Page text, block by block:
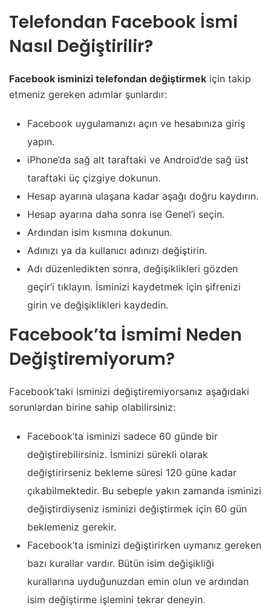
Telefondan Facebook İsmi
Nasıl Değiştirilir?
Facebook isminizi telefondan değiştirmek için takip
etmeniz gereken adımlar şunlardır:
Facebook uygulamanızı açın ve hesabınıza giriş
yapın.
iPhone’da sağ alt taraftaki ve Android’de sağ üst
taraftaki üç çizgiye dokunun.
Hesap ayarına ulaşana kadar aşağı doğru kaydırın.
Hesap ayarına daha sonra ise Genel’i seçin.
Ardından isim kısmına dokunun.
Adınızı ya da kullanıcı adınızı değiştirin.
Adı düzenledikten sonra, değişiklikleri gözden
geçir’i tıklayın. İsminizi kaydetmek için şifrenizi
girin ve değişiklikleri kaydedin.
Facebook’ta İsmimi Neden
Değiştiremiyorum?
Facebook’taki isminizi değiştiremiyorsanız aşağıdaki
sorunlardan birine sahip olabilirsiniz:
Facebook’ta isminizi sadece 60 günde bir
değiştirebilirsiniz. İsminizi sürekli olarak
değiştirirseniz bekleme süresi 120 güne kadar
çıkabilmektedir. Bu sebeple yakın zamanda isminizi
değiştirdiyseniz isminizi değiştirmek için 60 gün
beklemeniz gerekir.
Facebook’ta isminizi değiştirirken uymanız gereken
bazı kurallar vardır. Bütün isim değişikliği
kurallarına uyduğunuzdan emin olun ve ardından
isim değiştirme işlemini tekrar deneyin.